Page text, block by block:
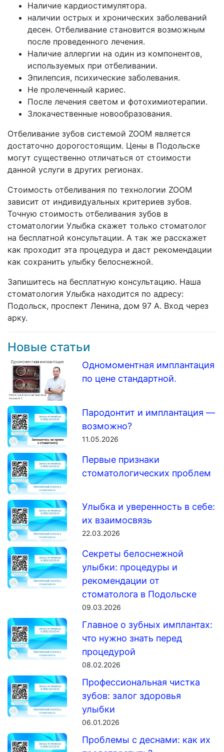
Наличие кардиостимулятора.
наличии острых и хронических заболеваний
десен. Отбеливание становится возможным
после проведенного лечения.
Наличие аллергии на один из компонентов,
используемых при отбеливании.
Эпилепсия, психические заболевания.
Не пролеченный кариес.
После лечения светом и фотохимиотерапии.
Злокачественные новообразования.
Отбеливание зубов системой ZOOM является
достаточно дорогостоящим. Цены в Подольске
могут существенно отличаться от стоимости
данной услуги в других регионах.
Стоимость отбеливания по технологии ZOOM
зависит от индивидуальных критериев зубов.
Точную стоимость отбеливания зубов в
стоматологии Улыбка скажет только стоматолог
на бесплатной консультации. А так же расскажет
как проходит эта процедура и даст рекомендации
как сохранить улыбку белоснежной.
Запишитесь на бесплатную консультацию. Наша
стоматология Улыбка находится по адресу:
Подольск, проспект Ленина, дом 97 А. Вход через
арку.
Новые статьи
Одномоментная имплантация
по цене стандартной.
Пародонтит и имплантация —
возможно?
11.05.2026
Первые признаки
стоматологических проблем
Улыбка и уверенность в себе:
их взаимосвязь
22.03.2026
Секреты белоснежной
улыбки: процедуры и
рекомендации от
стоматолога в Подольске
09.03.2026
Главное о зубных имплантах:
что нужно знать перед
процедурой
08.02.2026
Профессиональная чистка
зубов: залог здоровья
улыбки
06.01.2026
Проблемы с деснами: как их